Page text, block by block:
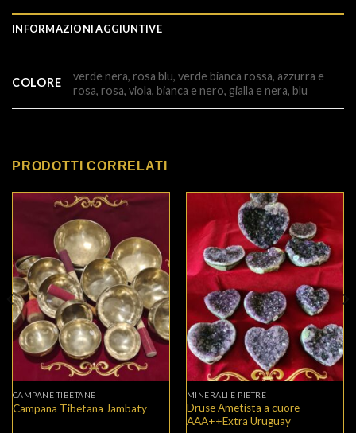
INFORMAZIONI AGGIUNTIVE
COLORE
verde nera, rosa blu, verde bianca rossa, azzurra e
rosa, rosa, viola, bianca e nero, gialla e nera, blu
PRODOTTI CORRELATI
CAMPANE TIBETANE
Campana Tibetana Jambaty
MINERALI E PIETRE
Druse Ametista a cuore
AAA++Extra Uruguay